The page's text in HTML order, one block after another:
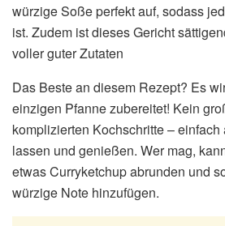
würzige Soße perfekt auf, sodass
ist. Zudem ist dieses Gericht
voller guter Zutaten
Das Beste an diesem Rezept? Es
einzigen Pfanne zubereitet! Kein
komplizierten Kochschritte –
lassen und genießen. Wer mag,
etwas Curryketchup abrunden und
würzige Note hinzufügen.